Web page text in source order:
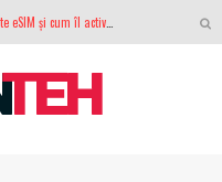
100 GB de internet mobil gratuit de la Orange. Fără contract, fără acte și fără obligații